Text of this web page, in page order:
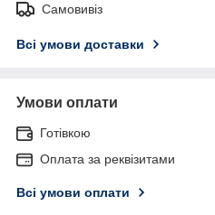
Самовивіз
Всі умови доставки
Умови оплати
Готівкою
Оплата за реквізитами
Всі умови оплати